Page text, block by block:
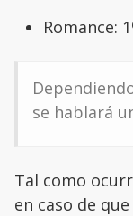
Romance:
se hablará
Tal como
en caso de